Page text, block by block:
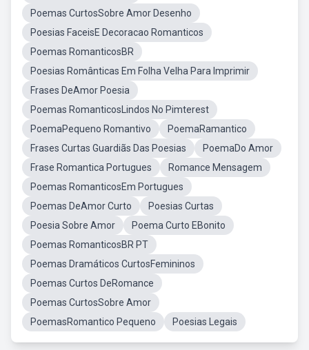
Poemas CurtosSobre Amor Desenho
Poesias FaceisE Decoracao Romanticos
Poemas RomanticosBR
Poesias Românticas Em Folha Velha Para Imprimir
Frases DeAmor Poesia
Poemas RomanticosLindos No Pimterest
PoemaPequeno Romantivo
PoemaRamantico
Frases Curtas Guardiãs Das Poesias
PoemaDo Amor
Frase Romantica Portugues
Romance Mensagem
Poemas RomanticosEm Portugues
Poemas DeAmor Curto
Poesias Curtas
Poesia Sobre Amor
Poema Curto EBonito
Poemas RomanticosBR PT
Poemas Dramáticos CurtosFemininos
Poemas Curtos DeRomance
Poemas CurtosSobre Amor
PoemasRomantico Pequeno
Poesias Legais